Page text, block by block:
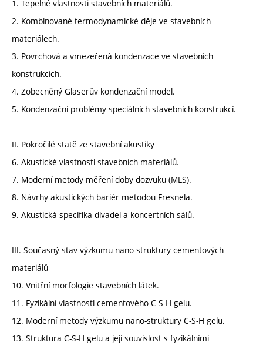
1. Tepelné vlastnosti stavebních materiálů.
2. Kombinované termodynamické děje ve stavebních
materiálech.
3. Povrchová a vmezeřená kondenzace ve stavebních
konstrukcích.
4. Zobecněný Glaserův kondenzační model.
5. Kondenzační problémy speciálních stavebních konstrukcí.
II. Pokročilé statě ze stavební akustiky
6. Akustické vlastnosti stavebních materiálů.
7. Moderní metody měření doby dozvuku (MLS).
8. Návrhy akustických bariér metodou Fresnela.
9. Akustická specifika divadel a koncertních sálů.
III. Současný stav výzkumu nano-struktury cementových
materiálů
10. Vnitřní morfologie stavebních látek.
11. Fyzikální vlastnosti cementového C-S-H gelu.
12. Moderní metody výzkumu nano-struktury C-S-H gelu.
13. Struktura C-S-H gelu a její souvislost s fyzikálními